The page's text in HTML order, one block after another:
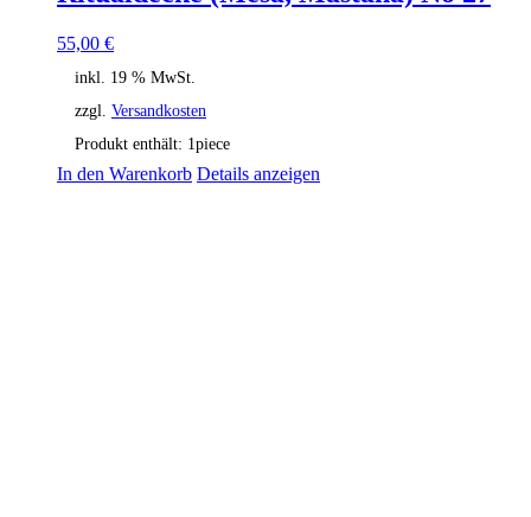
55,00 €
inkl. 19 % MwSt.
zzgl. Versandkosten
Produkt enthält: 1piece
In den Warenkorb Details anzeigen